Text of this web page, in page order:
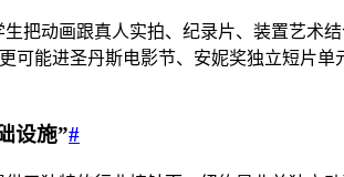
生把动画跟真人实拍、纪录片、装置艺术
可能进圣丹斯电影节、安妮奖独立短片
设施”#